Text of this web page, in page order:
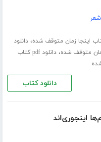
اینجا زمان متوقف شده،دانلود
متوقف شده،
دانلود pdf کتاب
دانلود کتاب
اینجوری‌اند